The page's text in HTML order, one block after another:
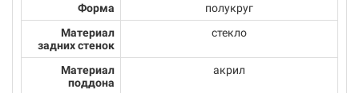
Форма
полукруг
Материал
задних стенок
стекло
Материал
поддона
акрил